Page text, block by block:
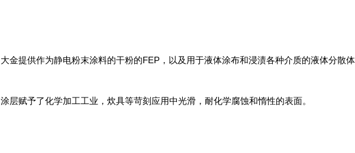
大金提供作为静电粉末涂料的干粉的FEP ，以及用于液体涂布和浸渍各种介质的液体分散
涂层赋予了化学加工工业，炊具等苛刻应用中光滑，耐化学腐蚀和惰性的表面。